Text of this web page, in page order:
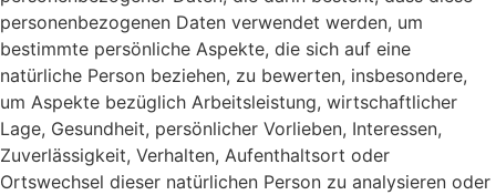
personenbezogenen Daten verwendet werden, um
bestimmte persönliche Aspekte, die sich auf eine
natürliche Person beziehen, zu bewerten, insbesondere,
um Aspekte bezüglich Arbeitsleistung, wirtschaftlicher
Lage, Gesundheit, persönlicher Vorlieben, Interessen,
Zuverlässigkeit, Verhalten, Aufenthaltsort oder
Ortswechsel dieser natürlichen Person zu analysieren oder